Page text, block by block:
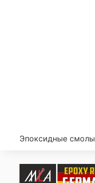
Эпоксидные смолы